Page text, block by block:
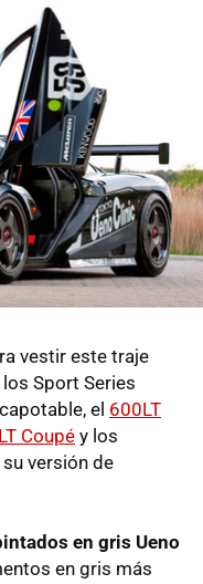
vestir este traje
Sport Series
el 600LT
Coupé y los
su versión de
en gris Ueno
en gris más